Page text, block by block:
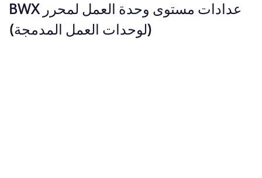
عدادات مستوى وحدة العمل لمحرر BWX
(لوحدات العمل المدمجة)